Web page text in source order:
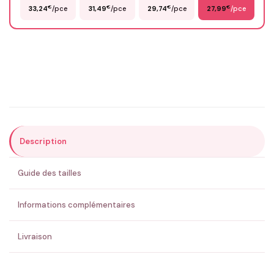
ENVOYER MA DEMANDE ✨
💚 Retour sous 24-48h🇫🇷 Flocage en France✅ Validation avant fabrication
33,24€/pce 31,49€/pce 29,74€/pce 27,99€/pce
Description
Guide des tailles
Informations complémentaires
Livraison